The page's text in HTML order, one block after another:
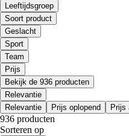
Leeftijdsgroep
Soort product
Geslacht
Sport
Team
Prijs
Bekijk de 936 producten
Relevantie
Relevantie
Prijs oplopend Prijs
936 producten
Sorteren op